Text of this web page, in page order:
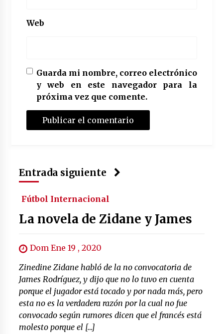
Web
Guarda mi nombre, correo electrónico
y web en este navegador para la
próxima vez que comente.
Entrada siguiente
Fútbol Internacional
La novela de Zidane y James
Dom Ene 19 , 2020
Zinedine Zidane habló de la no convocatoria de
James Rodríguez, y dijo que no lo tuvo en cuenta
porque el jugador está tocado y por nada más, pero
esta no es la verdadera razón por la cual no fue
convocado según rumores dicen que el francés está
molesto porque el […]